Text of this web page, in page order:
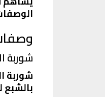
شوربة
شوربة
بالشبع